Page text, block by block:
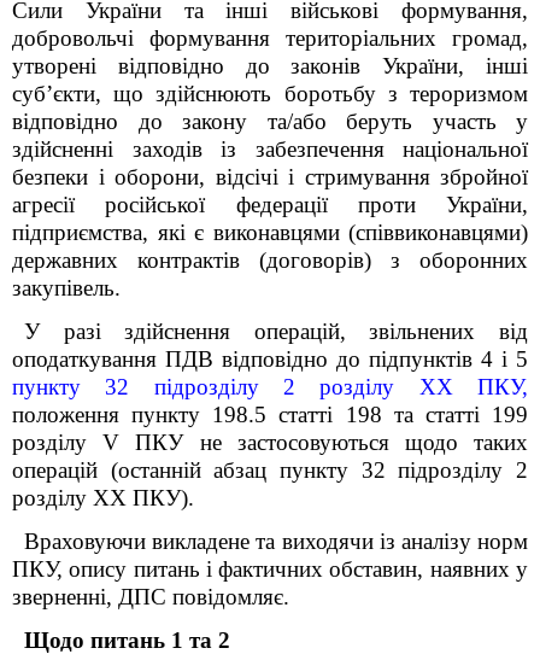
Сили України та інші військові формування,
добровольчі формування територіальних громад,
утворені відповідно до законів України, інші
суб’єкти, що здійснюють боротьбу з тероризмом
відповідно до закону та/або беруть участь у
здійсненні заходів із забезпечення національної
безпеки і оборони, відсічі і стримування збройної
агресії російської федерації проти України,
підприємства, які є виконавцями (співвиконавцями)
державних контрактів (договорів) з оборонних
закупівель.
У разі здійснення операцій, звільнених від
оподаткування ПДВ відповідно до підпунктів 4 і 5
пункту 32 підрозділу 2 розділу XX ПКУ,
положення пункту 198.5 статті 198 та статті 199
розділу V ПКУ не застосовуються щодо таких
операцій (останній абзац пункту 32 підрозділу 2
розділу XX ПКУ).
Враховуючи викладене та виходячи із аналізу норм
ПКУ, опису питань і фактичних обставин, наявних у
зверненні, ДПС повідомляє.
Щодо питань 1 та 2